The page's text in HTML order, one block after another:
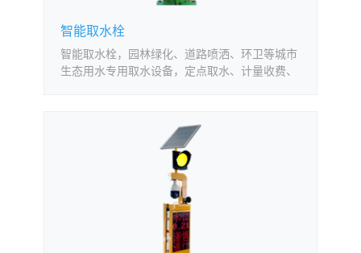
智能取水栓
智能取水栓，园林绿化、道路喷洒、环卫等城市
生态用水专用取水设备，定点取水、计量收费、
误差大的问题，有效减低水司产销差；改变了以
往生态用水启用消火栓的历史，保护消防设施，
维护用水秩序，增强城市公共安全。